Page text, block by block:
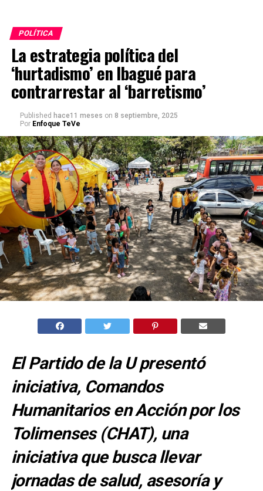
POLÍTICA
La estrategia política del
‘hurtadismo’ en Ibagué para
contrarrestar al ‘barretismo’
Published hace11 meses on 8 septiembre, 2025
Por Enfoque TeVe
El Partido de la U presentó
iniciativa, Comandos
Humanitarios en Acción por los
Tolimenses (CHAT), una
iniciativa que busca llevar
jornadas de salud, asesoría y